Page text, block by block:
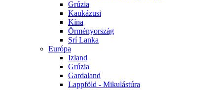
Grúzia
Kaukázusi
Kína
Örményország
Srí Lanka
Európa
Izland
Grúzia
Gardaland
Lappföld - Mikulástúra